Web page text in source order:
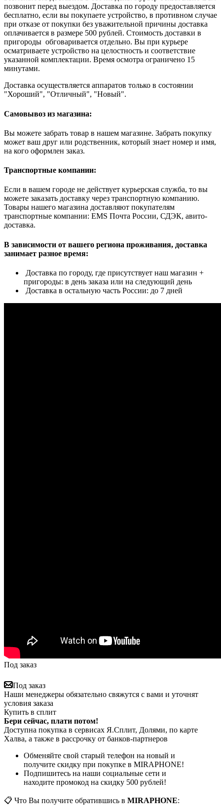
позвонит перед выездом. Доставка по городу предоставляется
бесплатно, если вы покупаете устройство, в противном случае
при отказе от покупки без уважительной причины доставка
оплачивается в размере 500 рублей. Стоимость доставки в
пригороды обговаривается отдельно. Вы при курьере
осматриваете устройство на целостность и соответствие
указанной комплектации. Время осмотра ограничено 15
минутами.
Доставка осуществляется аппаратов только в состоянии
"Хороший", "Отличный", "Новый".
Самовывоз из магазина:
Вы можете забрать товар в нашем магазине. Забрать покупку
может ваш друг или родственник, который знает номер и имя,
на кого оформлен заказ.
Транспортные компании:
Если в вашем городе не действует курьерская служба, то вы
можете заказать доставку через транспортную компанию.
Товары нашего магазина доставляют покупателям
транспортные компании: EMS Почта России, СДЭК, авито-
доставка.
В зависимости от вашего региона проживания, доставка
занимает разное время:
Доставка по городу, где присутствует наш магазин +
пригороды: в день заказа или на следующий день
Доставка в остальную часть России: до 7 дней
Под заказ
Под заказ
Наши менеджеры обязательно свяжутся с вами и уточнят
условия заказа
Купить в сплит
Бери сейчас, плати потом!
Доступна покупка в сервисах Я.Сплит, Долями, по карте
Халва, а также в рассрочку от банков-партнеров
Обменяйте свой старый телефон на новый и
получите скидку при покупке в MIRAPHONE!
Подпишитесь на наши социальные сети и
находите промокод на скидку 500 рублей!
📋 Что Вы получите обратившись в MIRAPHONE: